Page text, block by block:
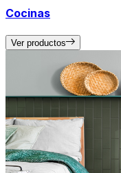
Cocinas
Ver productos